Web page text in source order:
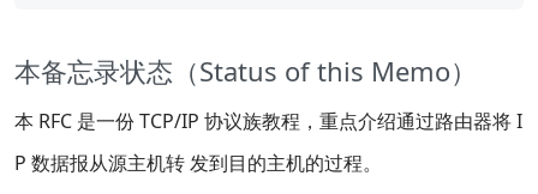
本备忘录状态（Status of this Memo）
本 RFC 是一份 TCP/IP 协议族教程，重点介绍通过路由器将 I
P 数据报从源主机转 发到目的主机的过程。